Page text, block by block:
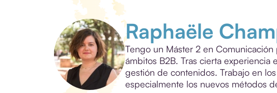
Raphaële
Tengo un Máster 2 en
ámbitos B2B. Tras cierta
gestión de contenidos. Trabajo en
especialmente los nuevos métodos